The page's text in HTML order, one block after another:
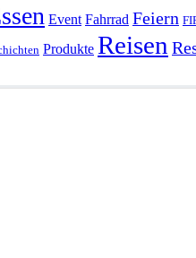
Event Fahrrad Feiern
Produkte Reisen